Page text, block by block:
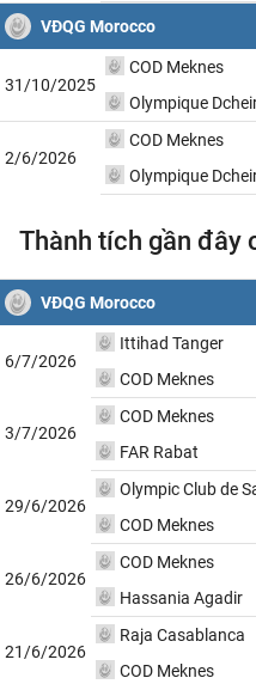
VĐQG Morocco
31/10/2025
COD Meknes
Olympique
2/6/2026
COD Meknes
Olympique
Thành tích gần đây
VĐQG Morocco
6/7/2026
Ittihad Tanger
COD Meknes
3/7/2026
COD Meknes
FAR Rabat
29/6/2026
Olympic Club de
COD Meknes
26/6/2026
COD Meknes
Hassania Agadir
21/6/2026
Raja Casablanca
COD Meknes